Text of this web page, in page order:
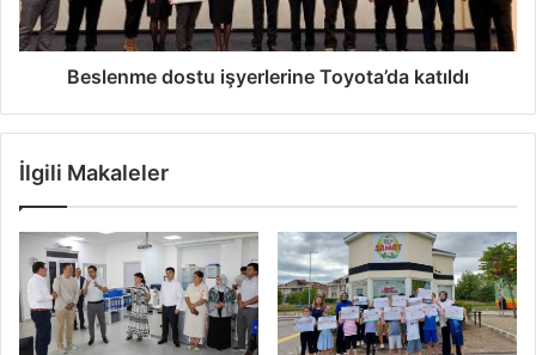
Beslenme dostu işyerlerine Toyota’da katıldı
İlgili Makaleler